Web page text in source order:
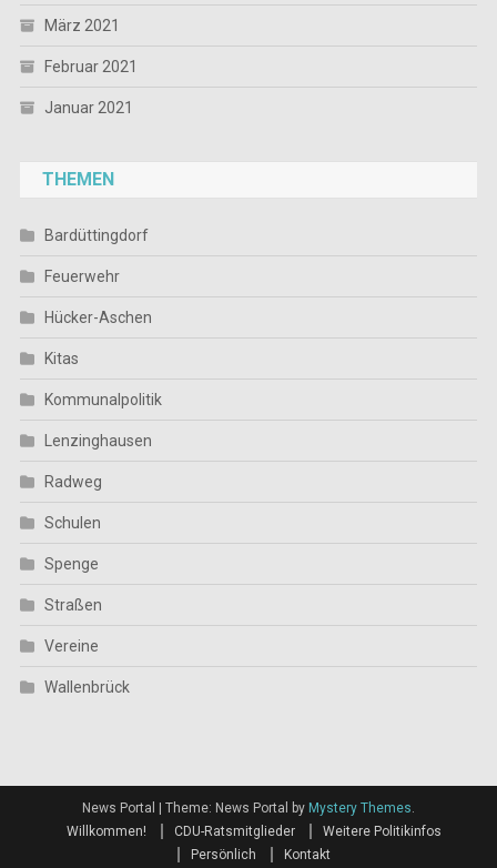
März 2021
Februar 2021
Januar 2021
THEMEN
Bardüttingdorf
Feuerwehr
Hücker-Aschen
Kitas
Kommunalpolitik
Lenzinghausen
Radweg
Schulen
Spenge
Straßen
Vereine
Wallenbrück
News Portal Theme: News Portal by Mystery Themes.
Willkommen!
CDU-Ratsmitglieder
Weitere Politikinfos
Persönlich
Kontakt